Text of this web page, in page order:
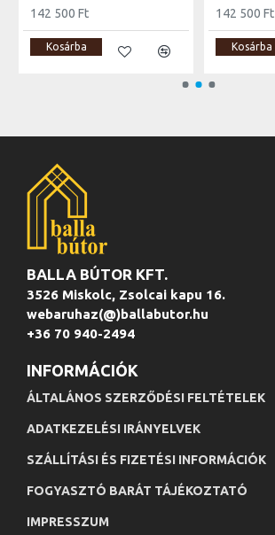
142 500 Ft
Kosárba
142 500 Ft
Kosárba
BALLA BÚTOR KFT.
3526 Miskolc, Zsolcai kapu 16.
webaruhaz(@)ballabutor.hu
+36 70 940-2494
INFORMÁCIÓK
ÁLTALÁNOS SZERZŐDÉSI FELTÉTELEK
ADATKEZELÉSI IRÁNYELVEK
SZÁLLÍTÁSI ÉS FIZETÉSI INFORMÁCIÓK
FOGYASZTÓ BARÁT TÁJÉKOZTATÓ
IMPRESSZUM